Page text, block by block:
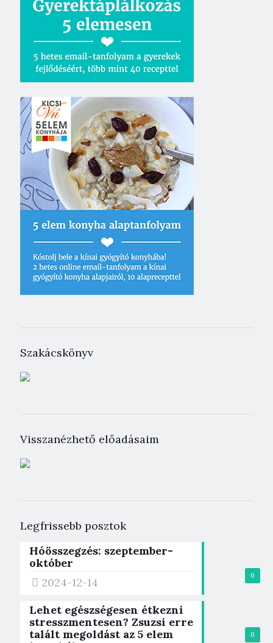
Szakácskönyv
Visszanézhető előadásaim
Legfrissebb posztok
0
Hóösszegzés: szeptember-
október
2024-12-14
0
Lehet egészségesen étkezni
stresszmentesen? Zsuzsi erre
talált megoldást az 5 elem